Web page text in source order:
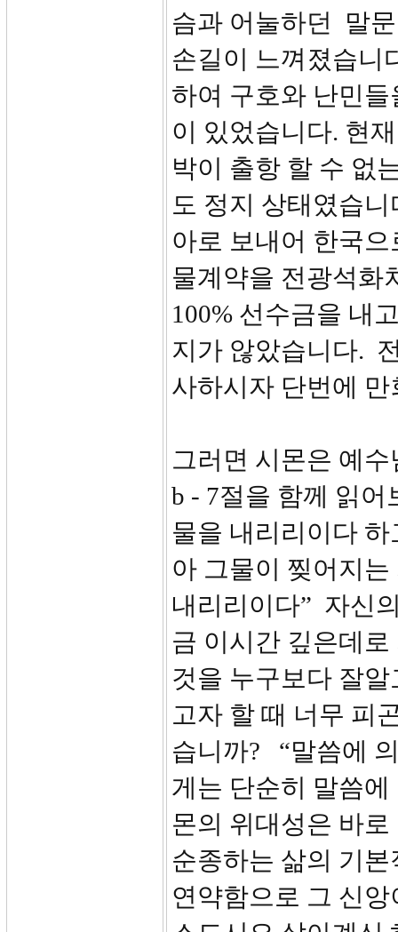
슴과 어눌하던 말
손길이 느껴졌습니
하여 구호와 난민
이 있었습니다. 현
박이 출항 할 수 없
도 정지 상태였습
아로 보내어 한국
물계약을 전광석화
100% 선수금을 내
지가 않았습니다.
사하시자 단번에
그러면 시몬은 예
b - 7절을 함께 읽
물을 내리리이다
아 그물이 찢어지
내리리이다” 자신
금 이시간 깊은데
것을 누구보다 잘
고자 할 때 너무 피
습니까? “말씀에
게는 단순히 말씀
몬의 위대성은 바
순종하는 삶의 기
연약함으로 그 신